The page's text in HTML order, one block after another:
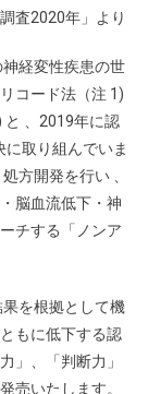
査2020年」より
経変性疾患の世
コード法（注 1)
と 、2019年に認
取り組んでいま
方開発を行い 、
脳血流低下・神
チする「ノンア
を根拠として機
もに低下する認
」、「判断力」
売いたします。